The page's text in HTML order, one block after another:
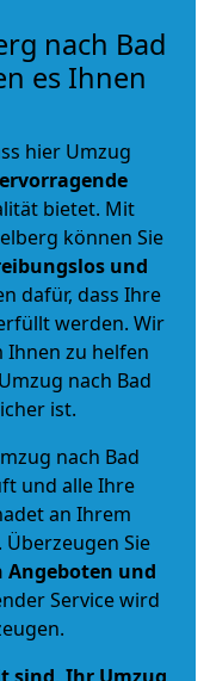
nach Bad
es Ihnen
hier Umzug
bietet. Mit
können Sie
und
dafür, dass Ihre
werden. Wir
Ihnen zu helfen
nach Bad
ist.
nach Bad
und alle Ihre
an Ihrem
Sie
Angeboten und
Service wird
sind, Ihr Umzug